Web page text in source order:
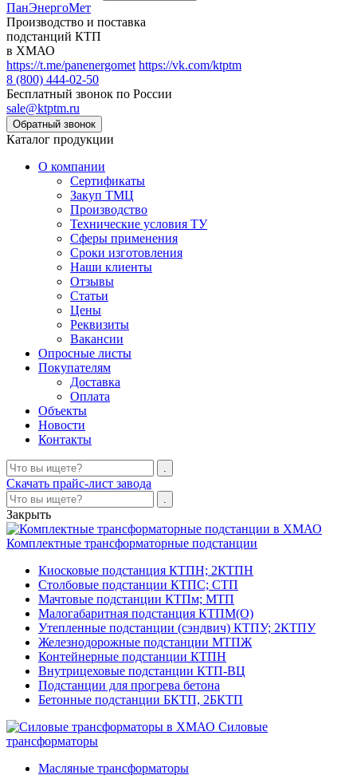
ПанЭнергоМет
Производство и поставка
подстанций КТП
в ХМАО
https://t.me/panenergomet https://vk.com/ktptm
8 (800) 444-02-50
Бесплатный звонок по России
sale@ktptm.ru
Каталог продукции
О компании
Сертификаты
Закуп ТМЦ
Производство
Технические условия ТУ
Сферы применения
Сроки изготовления
Наши клиенты
Отзывы
Статьи
Цены
Реквизиты
Вакансии
Опросные листы
Покупателям
Доставка
Оплата
Объекты
Новости
Контакты
Скачать прайс-лист завода
Закрыть
Комплектные трансформаторные подстанции
Киосковые подстанция КТПН; 2КТПН
Столбовые подстанции КТПС; СТП
Мачтовые подстанции КТПм; МТП
Малогабаритная подстанция КТПМ(О)
Утепленные подстанции (сэндвич) КТПУ; 2КТПУ
Железнодорожные подстанции МТПЖ
Контейнерные подстанции КТПН
Внутрицеховые подстанции КТП-ВЦ
Подстанции для прогрева бетона
Бетонные подстанции БКТП, 2БКТП
Силовые
трансформаторы
Масляные трансформаторы